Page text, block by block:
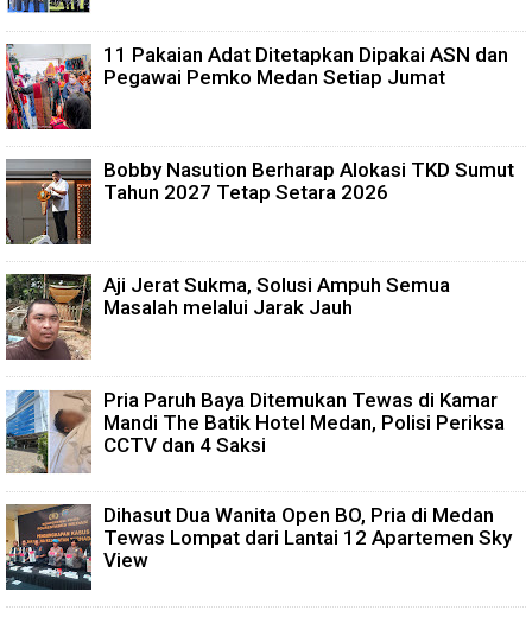
11 Pakaian Adat Ditetapkan Dipakai ASN dan
Pegawai Pemko Medan Setiap Jumat
Bobby Nasution Berharap Alokasi TKD Sumut
Tahun 2027 Tetap Setara 2026
Aji Jerat Sukma, Solusi Ampuh Semua
Masalah melalui Jarak Jauh
Pria Paruh Baya Ditemukan Tewas di Kamar
Mandi The Batik Hotel Medan, Polisi Periksa
CCTV dan 4 Saksi
Dihasut Dua Wanita Open BO, Pria di Medan
Tewas Lompat dari Lantai 12 Apartemen Sky
View